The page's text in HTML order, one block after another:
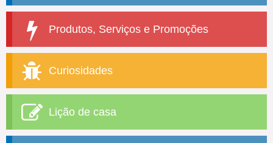
Produtos, Serviços e Promoções
Curiosidades
Lição de casa